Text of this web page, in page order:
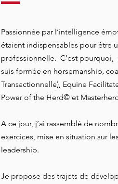
Passionnée par l’intelligence
étaient indispensables pour être
professionnelle. C’est pourquoi,
suis formée en horsemanship,
Transactionnelle), Equine
Power of the Herd© et
A ce jour, j’ai rassemblé de
exercices, mise en situation sur
leadership.
Je propose des trajets de